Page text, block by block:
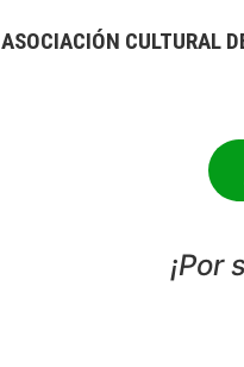
ASOCIACIÓN CULTURAL
¡Por